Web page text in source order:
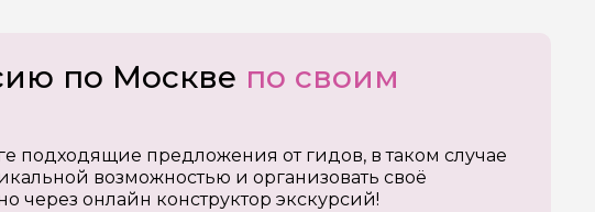
по Москве по своим
подходящие предложения от гидов, в таком случае
возможностью и организовать своё
через онлайн конструктор экскурсий!